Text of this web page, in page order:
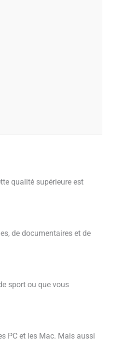
qualité supérieure est
de documentaires et de
sport ou que vous
PC et les Mac. Mais aussi